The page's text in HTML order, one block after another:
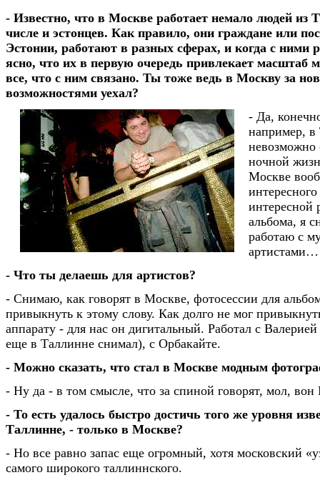
- Известно, что в Москве работает немало людей из
числе и эстонцев. Как правило, они граждане или
Эстонии, работают в разных сферах, и когда с ними
ясно, что их в первую очередь привлекает масштаб
все, что с ним связано. Ты тоже ведь в Москву за
возможностями уехал?
- Да,
например,
невозможно
ночной
Москве
интересной
альбома, я
работаю с
артистами…
- Что ты делаешь для артистов?
- Снимаю, как говорят в Москве, фотосессии для
привыкнуть к этому слову. Как долго не мог
аппарату - для нас он дигитальный. Работал с
еще в Таллинне снимал), с Орбакайте.
- Можно сказать, что стал в Москве модным
- Ну да - в том смысле, что за спиной говорят, мол, вон
- То есть удалось быстро достичь того же уровня
Таллинне, - только в Москве?
- Но все равно запас еще огромный, хотя московский
самого широкого таллиннского.